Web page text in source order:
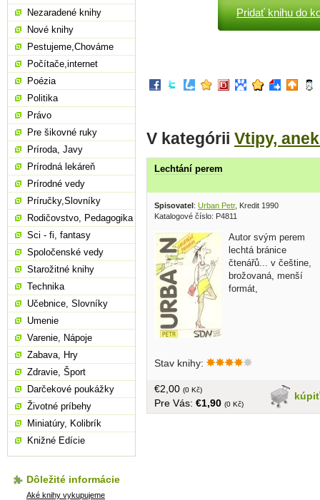
Pridať knihu do
V kategórii Vtipy,
Lechtání perem
Spisovatel: Urban Petr, Kredit 1990
Katalogové číslo: P4811
Autor svým perem
lechtá bránice
čtenářů... v češtine,
brožovaná, menší
formát,
Stav knihy:
kúpiť
€2,00 (0 Kč)
Pre Vás: €1,90 (0 Kč)
Nezaradené knihy
Nové knihy
Pestujeme,Chováme
Počítače,internet
Poézia
Politika
Právo
Pre šikovné ruky
Príroda, Javy
Prírodná lekáreň
Prírodné vedy
Príručky,Slovníky
Rodičovstvo, Pedagogika
Sci - fi, fantasy
Spoločenské vedy
Starožitné knihy
Technika
Učebnice, Slovníky
Umenie
Varenie, Nápoje
Zabava, Hry
Zdravie, Šport
Darčekové poukážky
Životné príbehy
Miniatúry, Kolibrík
Knižné Edície
Dôležité informácie
Aké knihy vykupujeme